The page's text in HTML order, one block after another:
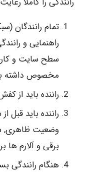
تمام رانندگان
راهنمایی و
سطح سایت و
مخصوص داشته
راننده باید از
راننده باید قبل
وضعیت ظاهری,
برقی و آلارم ها
هنگام رانندگی